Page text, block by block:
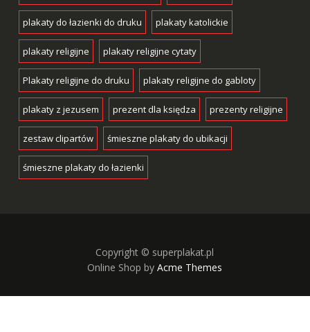
plakaty do łazienki do druku plakaty katolickie
plakaty religijne plakaty religijne cytaty
Plakaty religijne do druku plakaty religijne do gabloty
plakaty z jezusem prezent dla księdza prezenty religijne
zestaw clipartów śmieszne plakaty do ubikacji
śmieszne plakaty do łazienki
Copyright © superplakat.pl
Online Shop byAcme Themes